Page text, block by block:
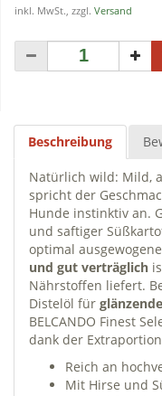
inkl. MwSt., zzgl. Versand
Beschreibung
Natürlich wild: Mild,
spricht der
Hunde instinktiv an.
und saftiger
optimal
und gut verträglich
Nährstoffen liefert.
Distelöl für
BELCANDO Finest
dank der
Reich an
Mit Hirse und